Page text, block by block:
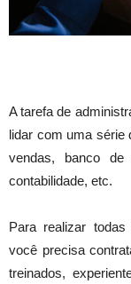
A tarefa de
lidar com uma série
vendas, banco de
contabilidade, etc.
Para realizar
você precisa
treinados,